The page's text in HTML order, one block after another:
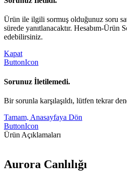
Ürün ile ilgili sormuş olduğunuz soru
sürede yanıtlanacaktır. Hesabım-Ürün
edebilirsiniz.
Kapat
ButtonIcon
Sorunuz İletilemedi.
Bir sorunla karşılaşıldı, lütfen tekrar
Tamam, Anasayfaya Dön
ButtonIcon
Ürün Açıklamaları
Aurora Canlılığı